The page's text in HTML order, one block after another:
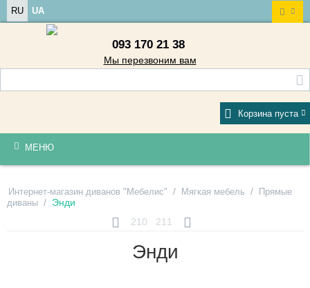
RU UA
093 170 21 38
Мы перезвоним вам
Корзина пуста
МЕНЮ
Интернет-магазин диванов "Мебелис" / Мягкая мебель / Прямые
диваны / Энди
210
211
Энди